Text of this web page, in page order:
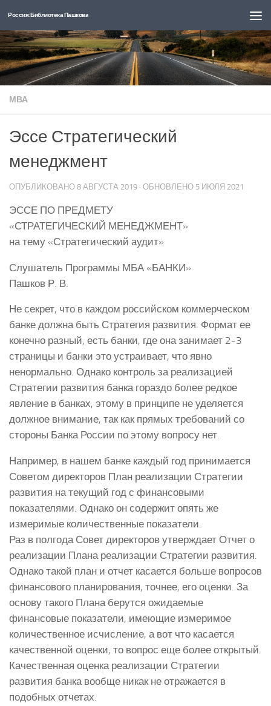
Перейти к содержимому
Россия: Библиотека Пашкова
МВА
Эссе Стратегический
менеджмент
ОПУБЛИКОВАНО 8 АВГУСТА 2019 · ОБНОВЛЕНО 5 ИЮЛЯ 2021
ЭССЕ ПО ПРЕДМЕТУ
«СТРАТЕГИЧЕСКИЙ МЕНЕДЖМЕНТ»
на тему «Стратегический аудит»
Слушатель Программы МБА «БАНКИ»
Пашков Р. В.
Не секрет, что в каждом российском коммерческом
банке должна быть Стратегия развития. Формат ее
конечно разный, есть банки, где она занимает 2-3
страницы и банки это устраивает, что явно
ненормально. Однако контроль за реализацией
Стратегии развития банка гораздо более редкое
явление в банках, этому в принципе не уделяется
должное внимание, так как прямых требований со
стороны Банка России по этому вопросу нет.
Например, в нашем банке каждый год принимается
Советом директоров План реализации Стратегии
развития на текущий год с финансовыми
показателями. Однако он содержит опять же
измеримые количественные показатели.
Раз в полгода Совет директоров утверждает Отчет о
реализации Плана реализации Стратегии развития.
Однако такой план и отчет касается больше вопросов
финансового планирования, точнее, его оценки. За
основу такого Плана берутся ожидаемые
финансовые показатели, имеющие измеримое
количественное исчисление, а вот что касается
качественной оценки, то вопрос еще более открытый.
Качественная оценка реализации Стратегии
развития банка вообще никак не отражается в
подобных отчетах.